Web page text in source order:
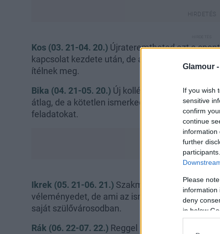
Glamour -
If you wish
sensitive
confirm
continue
information
further
Please
information
deny
in below
Kos (03. 21-04. 20.) Újrateremtheted azt a
kapcsolat kezdete után, de a nap második
ítélnek meg.
Bika (04. 21-05. 20.) Új kolléga érkezhet a
átlag, de a kötetlen ismerkedés mellett jó, ha
feladatokat.
Ikrek (05. 21-06. 21.) Szakmai és pénzügyi
véleményedet, de ami az ismerkedést illeti,
saját szülővárosodban.
Rák (06. 22-07. 22.) Reggel lebonthatsz minden